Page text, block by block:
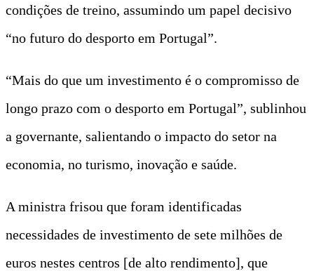
condições de treino, assumindo um papel decisivo
“no futuro do desporto em Portugal”.
“Mais do que um investimento é o compromisso de
longo prazo com o desporto em Portugal”, sublinhou
a governante, salientando o impacto do setor na
economia, no turismo, inovação e saúde.
A ministra frisou que foram identificadas
necessidades de investimento de sete milhões de
euros nestes centros [de alto rendimento], que